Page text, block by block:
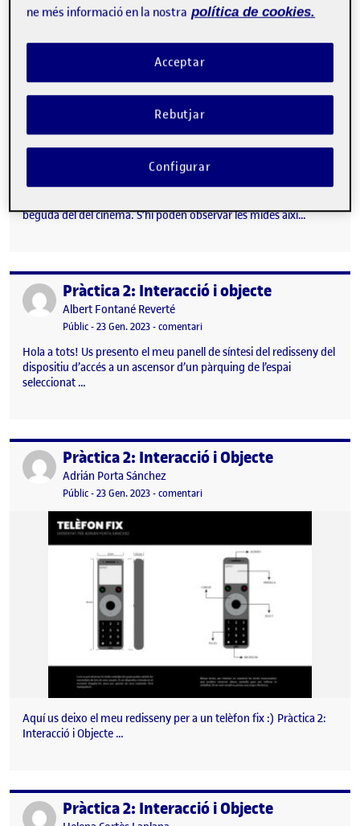
beguda del del cinema. S’hi poden observar les mides així…
Publicat perPràctica 2: Interacció i objecte
Publicat per
Albert Fontané Reverté
Visibilitat:
Públic-Data de publicació
23 Gen. 2023-comentariel Pràctica 2: Interacció i objecte
Hola a tots! Us presento el meu panell de síntesi del redisseny del
dispositiu d’accés a un ascensor d’un pàrquing de l’espai
seleccionat …
Publicat perPràctica 2: Interacció i Objecte
Publicat per
Adrián Porta Sánchez
Visibilitat:
Públic-Data de publicació
23 Gen. 2023-comentariel Pràctica 2: Interacció i Objecte
Aquí us deixo el meu redisseny per a un telèfon fix :) Pràctica 2:
Interacció i Objecte …
Publicat perPràctica 2: Interacció i Objecte
ne més informació en la nostra política de cookies.
Rebutjar
Acceptar
Configurar